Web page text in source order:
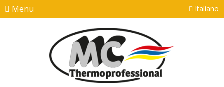
Menu Italiano